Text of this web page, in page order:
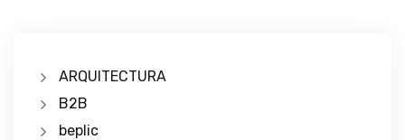
ARQUITECTURA
B2B
beplic